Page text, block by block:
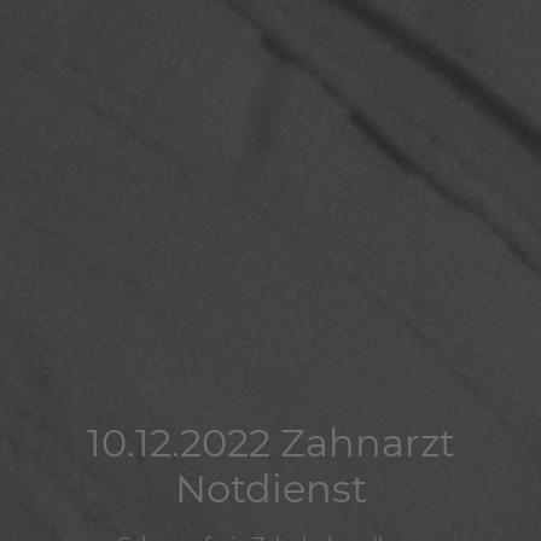
10.12.2022 Zahnarzt
Notdienst
10.12.2022 Zahnarzt
Notdienst
10.12.2022 Zahnarzt
Notdienst